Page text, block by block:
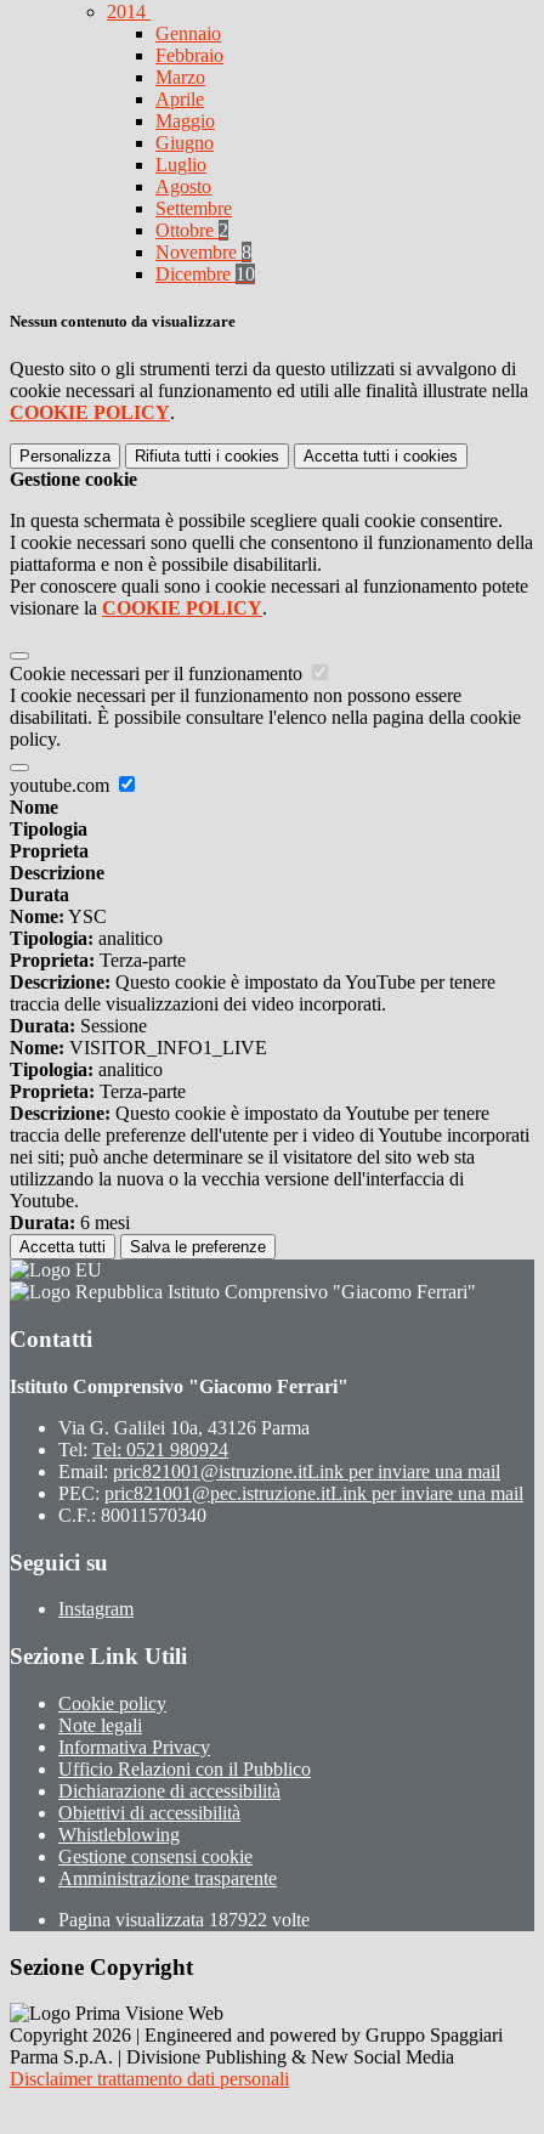
2014
Gennaio
Febbraio
Marzo
Aprile
Maggio
Giugno
Luglio
Agosto
Settembre
Ottobre 2
Novembre 8
Dicembre 10
Nessun contenuto da visualizzare
Questo sito o gli strumenti terzi da questo utilizzati si avvalgono di
cookie necessari al funzionamento ed utili alle finalità illustrate nella
COOKIE POLICY.
Personalizza Rifiuta tutti i cookies Accetta tutti i cookies
Gestione cookie
In questa schermata è possibile scegliere quali cookie consentire.
I cookie necessari sono quelli che consentono il funzionamento della
piattaforma e non è possibile disabilitarli.
Per conoscere quali sono i cookie necessari al funzionamento potete
visionare la COOKIE POLICY.
Cookie necessari per il funzionamento
I cookie necessari per il funzionamento non possono essere
disabilitati. È possibile consultare l'elenco nella pagina della cookie
policy.
youtube.com
Nome
Tipologia
Proprieta
Descrizione
Durata
Nome: YSC
Tipologia: analitico
Proprieta: Terza-parte
Descrizione: Questo cookie è impostato da YouTube per tenere
traccia delle visualizzazioni dei video incorporati.
Durata: Sessione
Nome: VISITOR_INFO1_LIVE
Tipologia: analitico
Proprieta: Terza-parte
Descrizione: Questo cookie è impostato da Youtube per tenere
traccia delle preferenze dell'utente per i video di Youtube incorporati
nei siti; può anche determinare se il visitatore del sito web sta
utilizzando la nuova o la vecchia versione dell'interfaccia di
Youtube.
Durata: 6 mesi
Accetta tutti Salva le preferenze
Istituto Comprensivo "Giacomo Ferrari"
Contatti
Istituto Comprensivo "Giacomo Ferrari"
Via G. Galilei 10a, 43126 Parma
Tel: Tel: 0521 980924
Email: pric821001@istruzione.itLink per inviare una mail
PEC: pric821001@pec.istruzione.itLink per inviare una mail
C.F.: 80011570340
Seguici su
Instagram
Sezione Link Utili
Cookie policy
Note legali
Informativa Privacy
Ufficio Relazioni con il Pubblico
Dichiarazione di accessibilità
Obiettivi di accessibilità
Whistleblowing
Gestione consensi cookie
Amministrazione trasparente
Pagina visualizzata 187922 volte
Sezione Copyright
Copyright 2026 | Engineered and powered by Gruppo Spaggiari
Parma S.p.A. | Divisione Publishing & New Social Media
Disclaimer trattamento dati personali